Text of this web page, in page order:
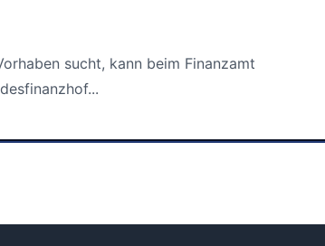
sucht, kann beim Finanzamt